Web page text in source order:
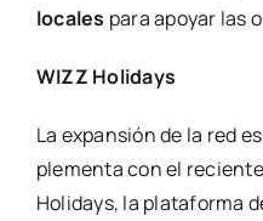
loca­les para apo­yar las
WIZZ Holi­days
La expan­sión de la red
ple­men­ta con el
Holi­days, la pla­ta­for­ma